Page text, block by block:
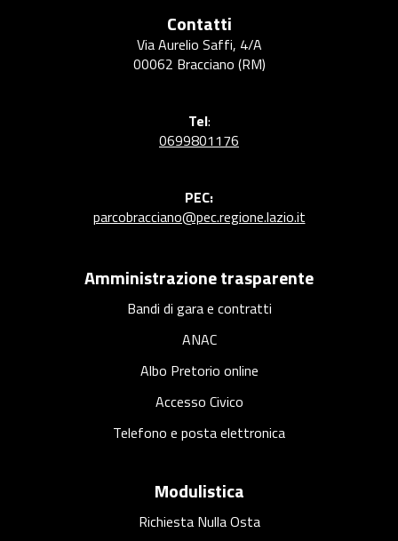
Contatti
Via Aurelio Saffi, 4/A
00062 Bracciano (RM)
Tel:
0699801176
PEC:
parcobracciano@pec.regione.lazio.it
Amministrazione trasparente
Bandi di gara e contratti
ANAC
Albo Pretorio online
Accesso Civico
Telefono e posta elettronica
Modulistica
Richiesta Nulla Osta